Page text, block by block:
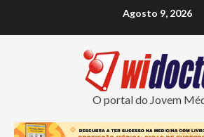
Agosto 9, 2026
O portal do Jovem